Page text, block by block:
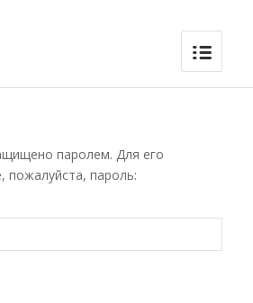
паролем. Для его
пожалуйста, пароль: